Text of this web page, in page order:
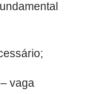
vaga